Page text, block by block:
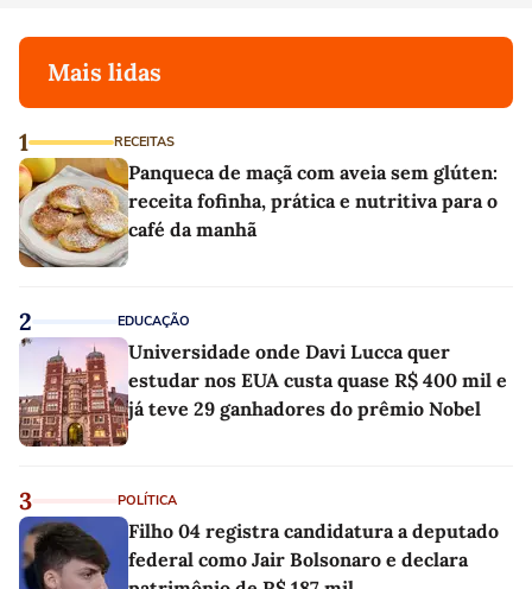
Mais lidas
1 RECEITAS
Panqueca de maçã com aveia sem glúten:
receita fofinha, prática e nutritiva para o
café da manhã
2 EDUCAÇÃO
Universidade onde Davi Lucca quer
estudar nos EUA custa quase R$ 400 mil e
já teve 29 ganhadores do prêmio Nobel
3 POLÍTICA
Filho 04 registra candidatura a deputado
federal como Jair Bolsonaro e declara